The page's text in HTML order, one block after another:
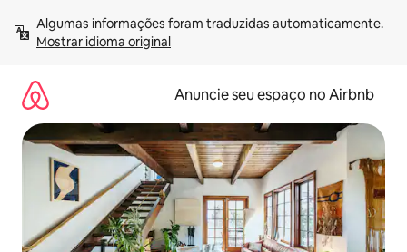
para
Mostrar idioma original
Anuncie seu espaço no Airbnb